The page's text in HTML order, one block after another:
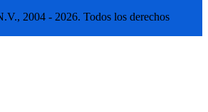
2004 - 2026. Todos los derechos